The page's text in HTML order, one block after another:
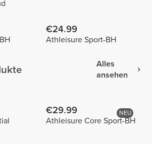
€24.99
Athleisure Sport-BH
Alles
ansehen
NEU
€29.99
Athleisure Core Sport-BH